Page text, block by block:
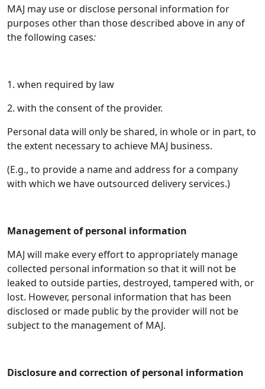
MAJ may use or disclose personal information for
purposes other than those described above in any of
the following cases:
1. when required by law
2. with the consent of the provider.
Personal data will only be shared, in whole or in part, to
the extent necessary to achieve MAJ business.
(E.g., to provide a name and address for a company
with which we have outsourced delivery services.)
Management of personal information
MAJ will make every effort to appropriately manage
collected personal information so that it will not be
leaked to outside parties, destroyed, tampered with, or
lost. However, personal information that has been
disclosed or made public by the provider will not be
subject to the management of MAJ.
Disclosure and correction of personal information